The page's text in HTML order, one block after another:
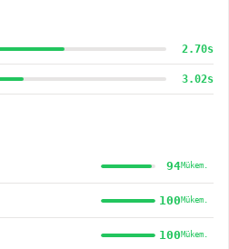
2.70s
3.02s
94Mükem.
100 Mükem.
100 Mükem.